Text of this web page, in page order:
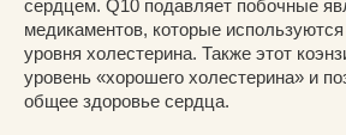
сердцем. Q10 подавляет побочные
медикаментов, которые
уровня холестерина. Также этот
уровень «хорошего холестерина» и
общее здоровье сердца.